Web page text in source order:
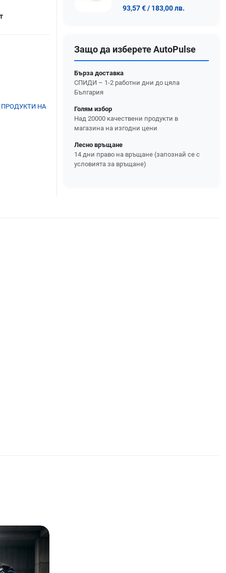
НА
93,57 €/ 183,00 лв.
Защо да изберете AutoPulse
Бърза доставка
СПИДИ – 1-2 работни дни до цяла
България
Голям избор
Над 20000 качествени продукти в
магазина на изгодни цени
Лесно връщане
14 дни право на връщане (запознай се с
условията за връщане)